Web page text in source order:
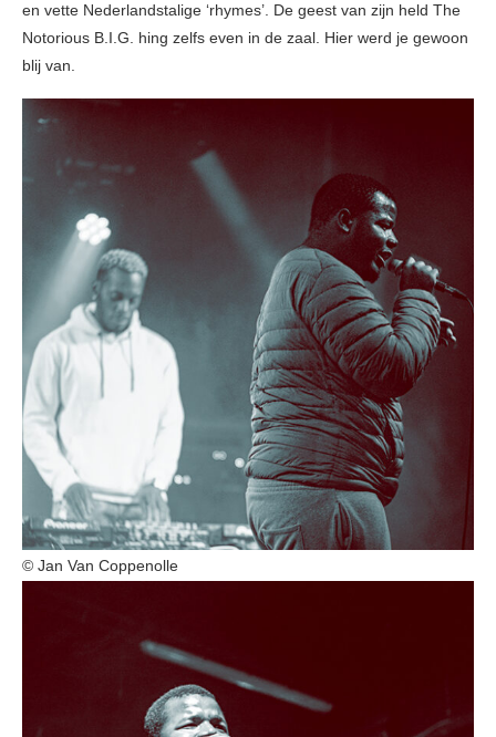
en vette Nederlandstalige ‘rhymes’. De geest van zijn held The
Notorious B.I.G. hing zelfs even in de zaal. Hier werd je gewoon
blij van.
© Jan Van Coppenolle